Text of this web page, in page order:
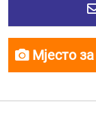
Мјесто за